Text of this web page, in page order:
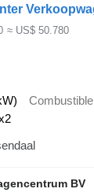
≈ US$ 50.780
Combustible
BV